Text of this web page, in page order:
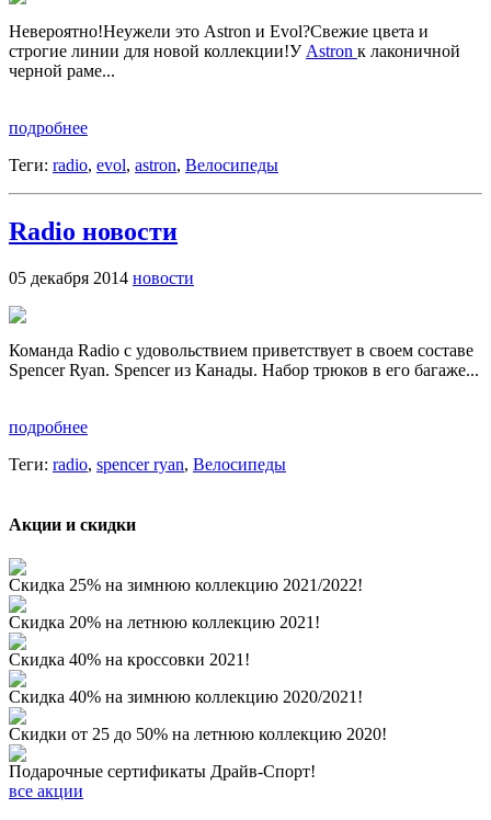
Невероятно!Неужели это Astron и Evol?Свежие цвета и
строгие линии для новой коллекции!У Astron к лаконичной
черной раме...
подробнее
Теги: radio, evol, astron, Велосипеды
Radio новости
05 декабря 2014 новости
Команда Radio с удовольствием приветствует в своем составе
Spencer Ryan. Spencer из Канады. Набор трюков в его багаже...
подробнее
Теги: radio, spencer ryan, Велосипеды
Акции и скидки
Скидка 25% на зимнюю коллекцию 2021/2022!
Скидка 20% на летнюю коллекцию 2021!
Скидка 40% на кроссовки 2021!
Скидка 40% на зимнюю коллекцию 2020/2021!
Скидки от 25 до 50% на летнюю коллекцию 2020!
Подарочные сертификаты Драйв-Спорт!
все акции